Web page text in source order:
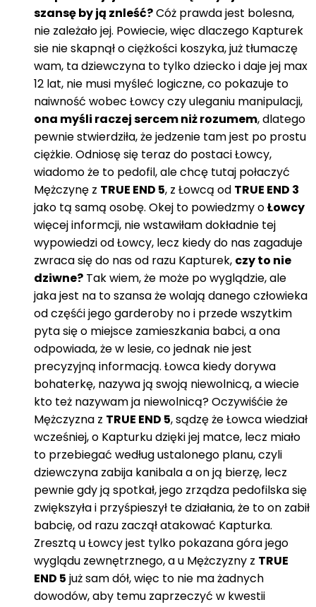
szansę by ją znleść?Cóż prawda jest bolesna,
nie zależało jej. Powiecie, więc dlaczego Kapturek
sie nie skapnął o ciężkości koszyka, już tłumaczę
wam, ta dziewczyna to tylko dziecko i daje jej max
12 lat, nie musi myśleć logiczne, co pokazuje to
naiwność wobec Łowcy czy uleganiu manipulacji,
ona myśli raczej sercem niż rozumem, dlatego
pewnie stwierdziła, że jedzenie tam jest po prostu
ciężkie. Odniosę się teraz do postaci Łowcy,
wiadomo że to pedofil, ale chcę tutaj połaczyć
Mężczynę z TRUE END 5, z Łowcą od TRUE END 3
jako tą samą osobę. Okej to powiedzmy oŁowcy
więcej informcji, nie wstawiłam dokładnie tej
wypowiedzi od Łowcy, lecz kiedy do nas zagaduje
zwraca się do nas od razu Kapturek, czy to nie
dziwne? Tak wiem, że może po wyglądzie, ale
jaka jest na to szansa że wolają danego człowieka
od częśći jego garderoby no i przede wszytkim
pyta się o miejsce zamieszkania babci, a ona
odpowiada, że w lesie, co jednak nie jest
precyzyjną informacją. Łowca kiedy dorywa
bohaterkę, nazywa ją swoją niewolnicą, a wiecie
kto też nazywam ja niewolnicą? Oczywiśćie że
Mężczyzna z TRUE END 5, sądzę że Łowca wiedział
wcześniej, o Kapturku dzięki jej matce, lecz miało
to przebiegać według ustalonego planu, czyli
dziewczyna zabija kanibala a on ją bierzę, lecz
pewnie gdy ją spotkał, jego zrządza pedofilska się
zwiększyła i przyśpieszył te działania, że to on zabił
babcię, od razu zaczął atakować Kapturka.
Zresztą u Łowcy jest tylko pokazana góra jego
wyglądu zewnętrznego, a u Mężczyzny z TRUE
END 5 już sam dół, więc to nie ma żadnych
dowodów, aby temu zaprzeczyć w kwestii